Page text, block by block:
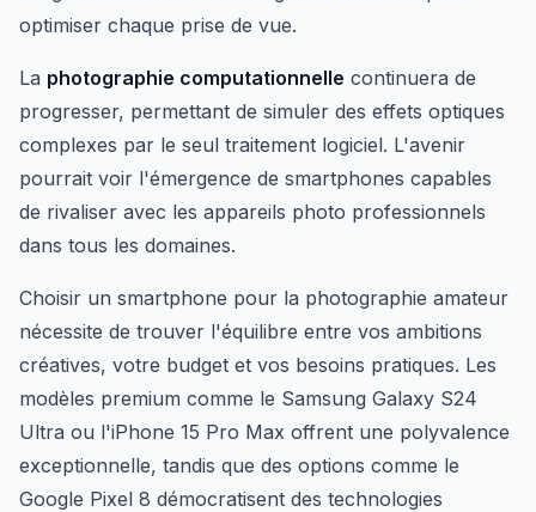
optimiser chaque prise de vue.
La photographie computationnelle continuera de
progresser, permettant de simuler des effets optiques
complexes par le seul traitement logiciel. L'avenir
pourrait voir l'émergence de smartphones capables
de rivaliser avec les appareils photo professionnels
dans tous les domaines.
Choisir un smartphone pour la photographie amateur
nécessite de trouver l'équilibre entre vos ambitions
créatives, votre budget et vos besoins pratiques. Les
modèles premium comme le Samsung Galaxy S24
Ultra ou l'iPhone 15 Pro Max offrent une polyvalence
exceptionnelle, tandis que des options comme le
Google Pixel 8 démocratisent des technologies